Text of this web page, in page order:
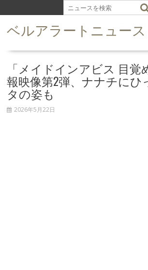
k
ベルアラートニュース
「メイドインアビス 目覚
報映像第2弾、ナナチに
タの姿も
2026年5月22日